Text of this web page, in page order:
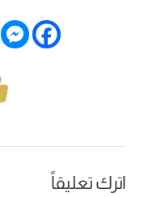
اترك تعليقاً